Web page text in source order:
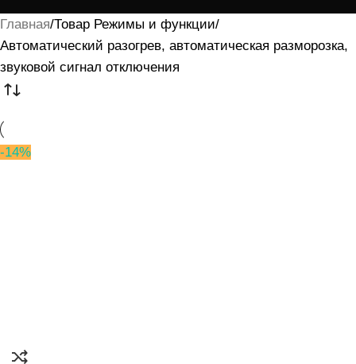
Главная Товар Режимы и функции
Автоматический разогрев, автоматическая разморозка,
звуковой сигнал отключения
-14%